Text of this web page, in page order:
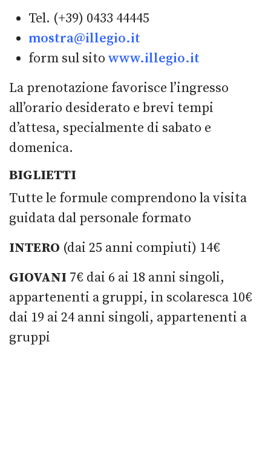
Tel. (+39) 0433 44445
mostra@illegio.it
form sul sito www.illegio.it
La prenotazione favorisce l’ingresso
all’orario desiderato e brevi tempi
d’attesa, specialmente di sabato e
domenica.
BIGLIETTI
Tutte le formule comprendono la visita
guidata dal personale formato
INTERO (dai 25 anni compiuti) 14€
GIOVANI 7€ dai 6 ai 18 anni singoli,
appartenenti a gruppi, in scolaresca 10€
dai 19 ai 24 anni singoli, appartenenti a
gruppi